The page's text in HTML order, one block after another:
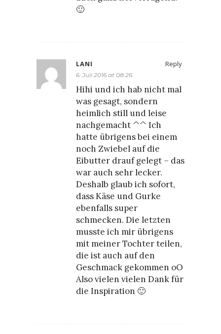
🙂
Reply
LANI
6. Juli 2016 at 08:26
Hihi und ich hab nicht mal
was gesagt, sondern
heimlich still und leise
nachgemacht ^^ Ich
hatte übrigens bei einem
noch Zwiebel auf die
Eibutter drauf gelegt – das
war auch sehr lecker.
Deshalb glaub ich sofort,
dass Käse und Gurke
ebenfalls super
schmecken. Die letzten
musste ich mir übrigens
mit meiner Tochter teilen,
die ist auch auf den
Geschmack gekommen oO
Also vielen vielen Dank für
die Inspiration 🙂